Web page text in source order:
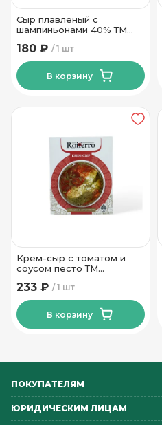
Сыр плавленый с
шампиньонами 40% ТМ
1 шт
180 ₽
В корзину
Крем-сыр с томатом и
соусом песто ТМ
1 шт
233 ₽
В корзину
ПОКУПАТЕЛЯМ
ЮРИДИЧЕСКИМ ЛИЦАМ